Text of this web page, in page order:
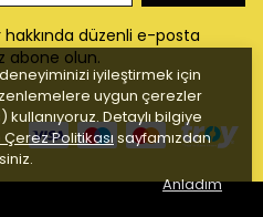
iyileştirmek için
uygun çerezler
kullanıyoruz. Detaylı bilgiye
Politikası sayfamızdan
Anladım
düzenli e-posta
abone olun.